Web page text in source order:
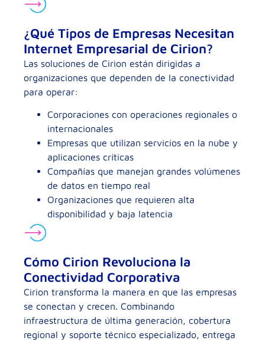
¿Qué Tipos de Empresas Necesitan
Internet Empresarial de Cirion?
Las soluciones de Cirion están dirigidas a
organizaciones que dependen de la conectividad
para operar:
Corporaciones con operaciones regionales o
internacionales
Empresas que utilizan servicios en la nube y
aplicaciones críticas
Compañías que manejan grandes volúmenes
de datos en tiempo real
Organizaciones que requieren alta
disponibilidad y baja latencia
Cómo Cirion Revoluciona la
Conectividad Corporativa
Cirion transforma la manera en que las empresas
se conectan y crecen. Combinando
infraestructura de última generación, cobertura
regional y soporte técnico especializado, entrega